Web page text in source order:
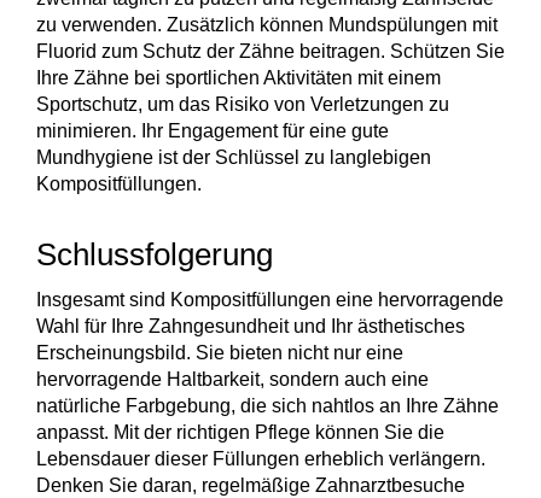
zu verwenden. Zusätzlich können Mundspülungen mit
Fluorid zum Schutz der Zähne beitragen. Schützen Sie
Ihre Zähne bei sportlichen Aktivitäten mit einem
Sportschutz, um das Risiko von Verletzungen zu
minimieren. Ihr Engagement für eine gute
Mundhygiene ist der Schlüssel zu langlebigen
Kompositfüllungen.
Schlussfolgerung
Insgesamt sind Kompositfüllungen eine hervorragende
Wahl für Ihre Zahngesundheit und Ihr ästhetisches
Erscheinungsbild. Sie bieten nicht nur eine
hervorragende Haltbarkeit, sondern auch eine
natürliche Farbgebung, die sich nahtlos an Ihre Zähne
anpasst. Mit der richtigen Pflege können Sie die
Lebensdauer dieser Füllungen erheblich verlängern.
Denken Sie daran, regelmäßige Zahnarztbesuche